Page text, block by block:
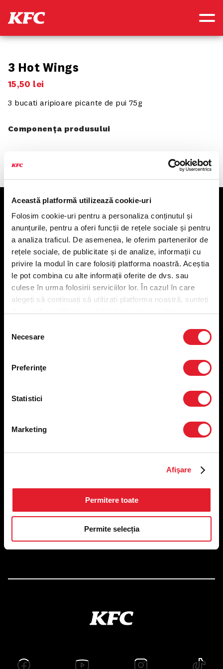
Această platformă utilizează cookie-uri
Folosim cookie-uri pentru a personaliza conținutul și
anunțurile, pentru a oferi funcții de rețele sociale și pentru
a analiza traficul. De asemenea, le oferim partenerilor de
rețele sociale, de publicitate și de analize, informații cu
privire la modul în care folosiți platforma noastră. Aceștia
le pot combina cu alte informații oferite de dvs. sau
culese în urma folosirii serviciilor lor. În cazul în care
alegeți să continuați să utilizați platforma noastră, sunteți
consimțământului
Necesare
Preferinţe
Statistici
Marketing
Afişare
Permitere toate
Permite selecția
3 Hot Wings
15,50 lei
3 bucati aripioare picante de pui 75g
Componența produsului
KFC
Meniu livrare
Meniu ridicare
Nutriționale și Alergeni
Abonare Newsletter
Contact
Utile
Politica privind prelucrarea datelor
Condiții de desfășurare „Descarcă KFC APP”
Restaurante
CAMERA 5, Etaj 2
Autorizații și avize